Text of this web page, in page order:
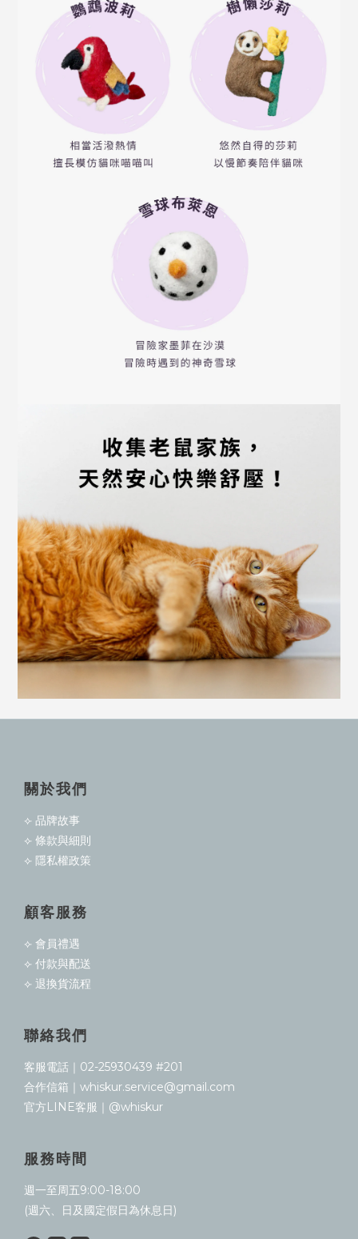
關於我們
⟣ 品牌故事
⟣ 條款與細則
⟣ 隱私權政策
顧客服務
⟣ 會員禮遇
⟣ 付款與配送
⟣ 退換貨流程
聯絡我們
客服電話｜02-25930439 #201
合作信箱｜whiskur.service@gmail.com
官方LINE客服｜@whiskur
服務時間
週一至周五9:00-18:00
(週六、日及國定假日為休息日)